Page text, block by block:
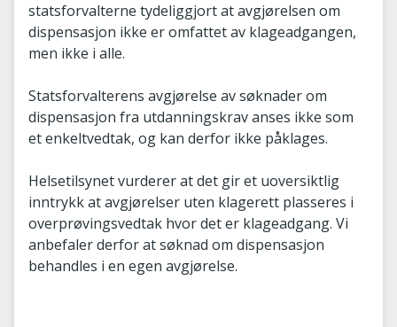
statsforvalterne tydeliggjort at avgjørelsen om
dispensasjon ikke er omfattet av klageadgangen,
men ikke i alle.
Statsforvalterens avgjørelse av søknader om
dispensasjon fra utdanningskrav anses ikke som
et enkeltvedtak, og kan derfor ikke påklages.
Helsetilsynet vurderer at det gir et uoversiktlig
inntrykk at avgjørelser uten klagerett plasseres i
overprøvingsvedtak hvor det er klageadgang. Vi
anbefaler derfor at søknad om dispensasjon
behandles i en egen avgjørelse.